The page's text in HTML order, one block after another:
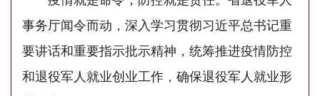
事务厅闻令而动，深入学习贯彻习近平总书记重
要讲话和重要指示批示精神，统筹推进疫情防控
和退役军人就业创业工作，确保退役军人就业形